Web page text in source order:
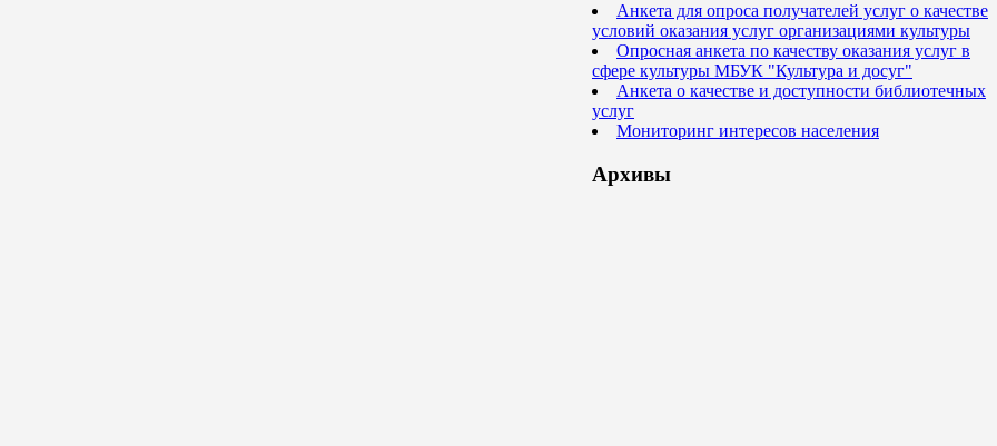
Анкета для опроса получателей услуг о качестве
условий оказания услуг организациями культуры
Опросная анкета по качеству оказания услуг в
сфере культуры МБУК "Культура и досуг"
Анкета о качестве и доступности библиотечных
услуг
Мониторинг интересов населения
Архивы